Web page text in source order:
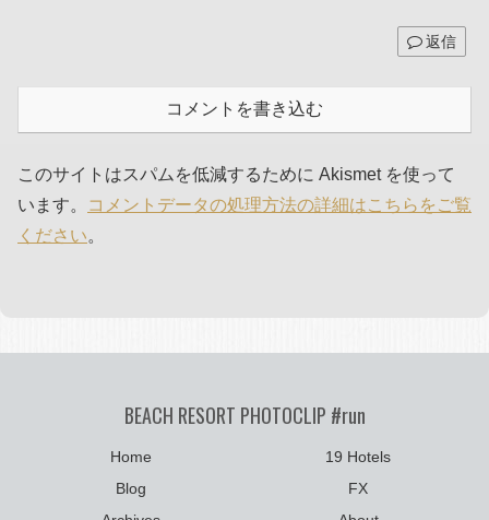
返信
コメントを書き込む
このサイトはスパムを低減するために Akismet を使って
います。
コメントデータの処理方法の詳細はこちらをご覧
ください。
BEACH RESORT PHOTOCLIP #run
Home
19 Hotels
Blog
FX